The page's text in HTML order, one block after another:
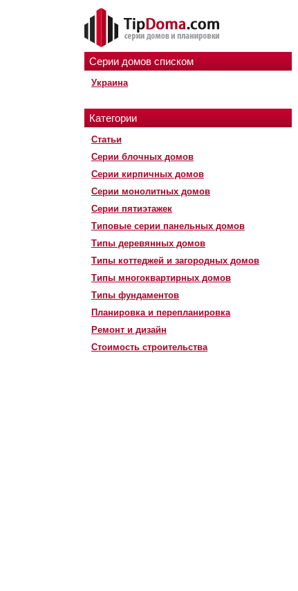
Серии домов списком
Украина
Категории
Статьи
Серии блочных домов
Серии кирпичных домов
Серии монолитных домов
Серии пятиэтажек
Типовые серии панельных домов
Типы деревянных домов
Типы коттеджей и загородных домов
Типы многоквартирных домов
Типы фундаментов
Планировка и перепланировка
Ремонт и дизайн
Стоимость строительства